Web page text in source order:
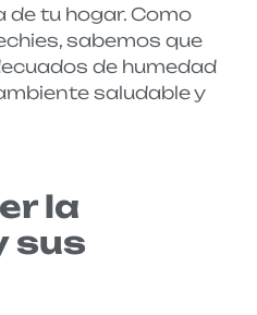
tu hogar. Como
sabemos que
de humedad
saludable y
la
sus